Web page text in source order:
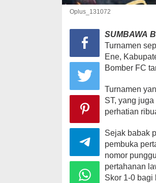
Oplus_131072
SUMBAWA
Turnamen
Ene,
Bomber FC
Turnamen
ST, yang
perhatian
Sejak babak
pembuka
nomor
pertahanan
Skor 1-0 bagi